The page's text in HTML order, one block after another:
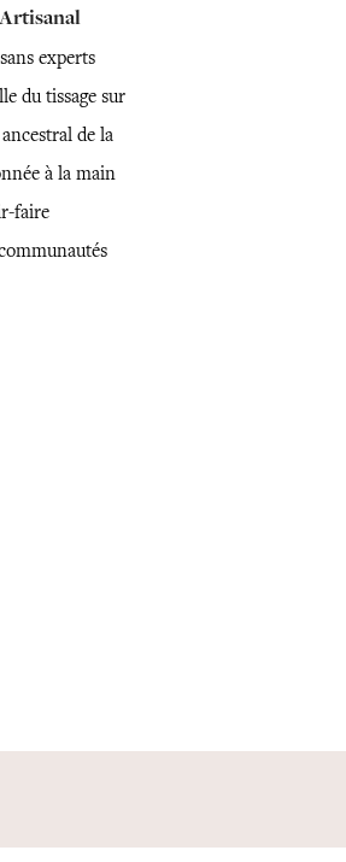
experts
du tissage sur
de la
à la main
faire